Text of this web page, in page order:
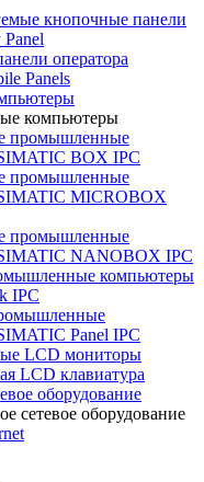
кнопочные панели
оператора
Panels
компьютеры
промышленные
BOX IPC
промышленные
MICROBOX
промышленные
NANOBOX IPC
компьютеры
IPC
Panel IPC
LCD мониторы
LCD клавиатура
оборудование
сетевое оборудование